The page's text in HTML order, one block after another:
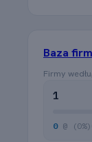
Baza
Firmy
1
0 @ (0%)